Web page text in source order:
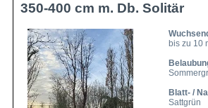
350-400 cm m. Db. Solitär
bis zu 10
Blatt- /
Sattgrün